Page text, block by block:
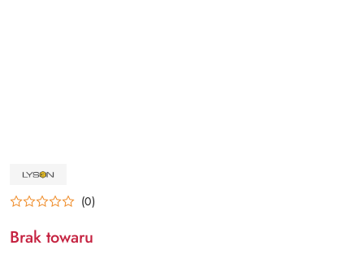
NAZWA
PRODUCENTA:
ŁYSOŃ
(0)
Brak towaru